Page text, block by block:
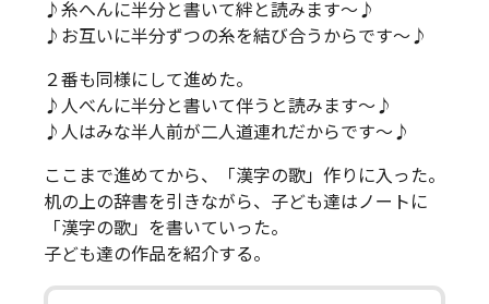
♪糸へんに半分と書いて絆と読みます～♪
♪お互いに半分ずつの糸を結び合うからです～♪
２番も同様にして進めた。
♪人べんに半分と書いて伴うと読みます～♪
♪人はみな半人前が二人道連れだからです～♪
ここまで進めてから、「漢字の歌」作りに入った。
机の上の辞書を引きながら、子ども達はノートに
「漢字の歌」を書いていった。
子ども達の作品を紹介する。